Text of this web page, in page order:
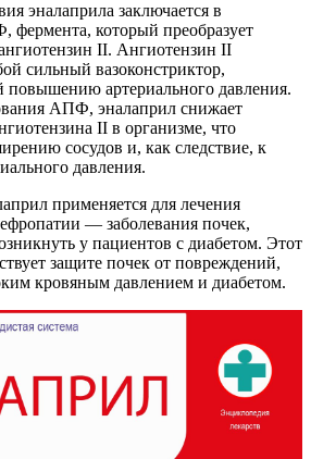
эналаприла заключается в
фермента, который преобразует
II. Ангиотензин II
сильный вазоконстриктор,
повышению артериального давления.
АПФ, эналаприл снижает
II в организме, что
сосудов и, как следствие, к
давления.
применяется для лечения
— заболевания почек,
у пациентов с диабетом. Этот
защите почек от повреждений,
кровяным давлением и диабетом.